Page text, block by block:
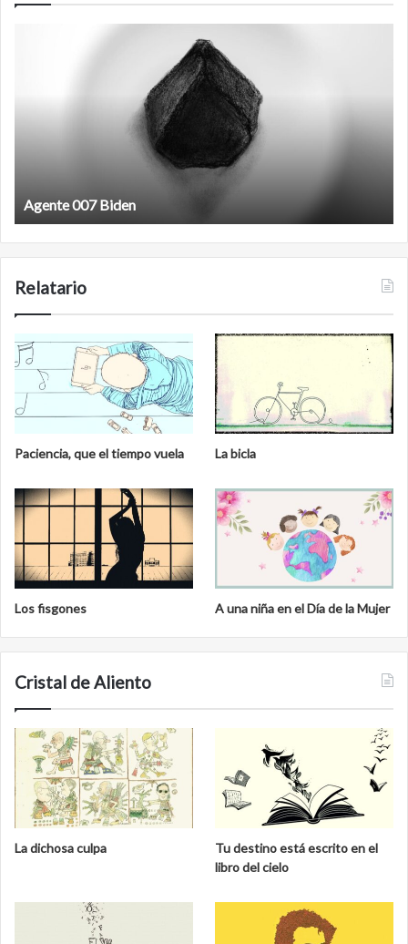
Agente 007 Biden
Relatario
Paciencia, que el tiempo vuela La bicla
Los fisgones A una niña en el Día de la Mujer
Cristal de Aliento
La dichosa culpa
Tu destino está escrito en el
libro del cielo